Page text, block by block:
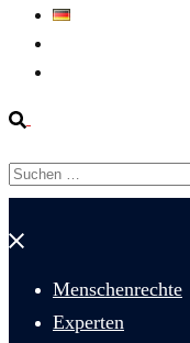
Suche
Suchen
nach:
Menü
Menschenrechte
Experten